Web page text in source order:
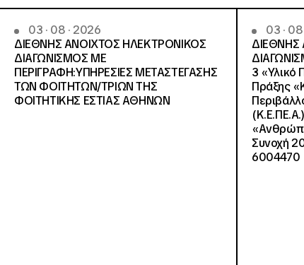
03 · 08 · 2026
ΔΙΕΘΝΗΣ ΑΝΟΙΧΤΟΣ ΗΛΕΚΤΡΟΝΙΚΟΣ
ΔΙΑΓΩΝΙΣΜΟΣ ΜΕ
ΠΕΡΙΓΡΑΦΗ:ΥΠΗΡΕΣΙΕΣ METAΣΤΕΓΑΣΗΣ
ΤΩΝ ΦΟΙΤΗΤΩΝ/ΤΡΙΩΝ ΤΗΣ
ΦΟΙΤΗΤΙΚΗΣ ΕΣΤΙΑΣ ΑΘΗΝΩΝ
03 ·
ΔΙΕΘΝΗΣ
3 «Υλικό
Πράξης
Συνοχή
6004470